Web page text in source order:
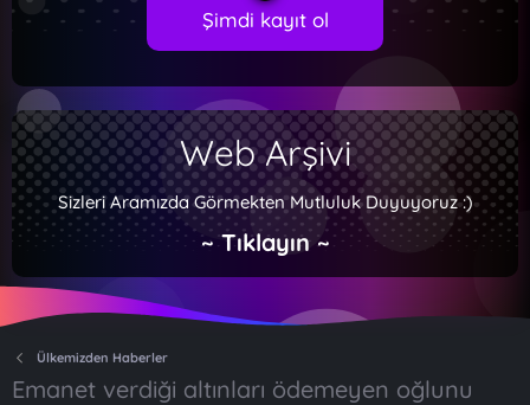
Şimdi kayıt ol
Web Arşivi
Sizleri Aramızda Görmekten Mutluluk Duyuyoruz :)
~ Tıklayın ~
Ülkemizden Haberler
Emanet verdiği altınları ödemeyen oğlunu